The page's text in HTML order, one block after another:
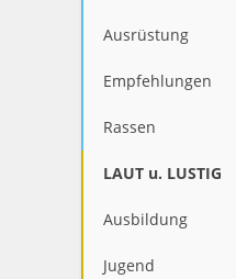
Ausrüstung
Empfehlungen
Rassen
LAUT u. LUSTIG
Ausbildung
Jugend